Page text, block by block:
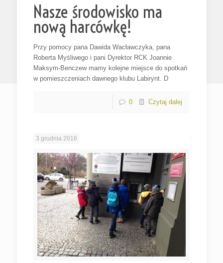
Nasze środowisko ma
nową harcówkę!
Przy pomocy pana Dawida Wacławczyka, pana
Roberta Myśliwego i pani Dyrektor RCK Joannie
Maksym-Benczew mamy kolejne miejsce do spotkań
w pomieszczeniach dawnego klubu Labirynt. D
0 Czytaj dalej
3 grudnia 2016